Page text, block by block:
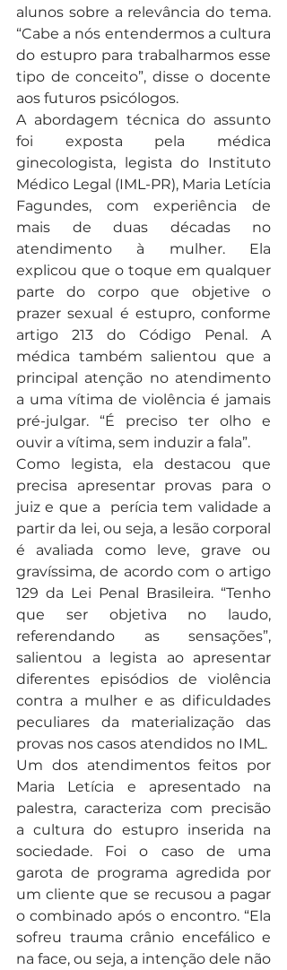
alunos sobre a relevância do tema.
“Cabe a nós entendermos a cultura
do estupro para trabalharmos esse
tipo de conceito”, disse o docente
aos futuros psicólogos.
A abordagem técnica do assunto
foi exposta pela médica
ginecologista, legista do Instituto
Médico Legal (IML-PR), Maria Letícia
Fagundes, com experiência de
mais de duas décadas no
atendimento à mulher. Ela
explicou que o toque em qualquer
parte do corpo que objetive o
prazer sexual é estupro, conforme
artigo 213 do Código Penal. A
médica também salientou que a
principal atenção no atendimento
a uma vítima de violência é jamais
pré-julgar. “É preciso ter olho e
ouvir a vítima, sem induzir a fala”.
Como legista, ela destacou que
precisa apresentar provas para o
juiz e que a  perícia tem validade a
partir da lei, ou seja, a lesão corporal
é avaliada como leve, grave ou
gravíssima, de acordo com o artigo
129 da Lei Penal Brasileira. “Tenho
que ser objetiva no laudo,
referendando as sensações”,
salientou a legista ao apresentar
diferentes episódios de violência
contra a mulher e as dificuldades
peculiares da materialização das
provas nos casos atendidos no IML.
Um dos atendimentos feitos por
Maria Letícia e apresentado na
palestra, caracteriza com precisão
a cultura do estupro inserida na
sociedade. Foi o caso de uma
garota de programa agredida por
um cliente que se recusou a pagar
o combinado após o encontro. “Ela
sofreu trauma crânio encefálico e
na face, ou seja, a intenção dele não